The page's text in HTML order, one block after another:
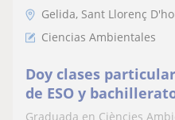
Gelida, Sant Llorenç
Ciencias Ambientales
Doy clases
de ESO y
Graduada en Ciències